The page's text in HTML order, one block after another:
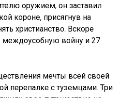
оружием, он заставил
короне, присягнув на
христианство. Вскоре
войну и 27
мечты всей своей
перепалке с туземцами. Три